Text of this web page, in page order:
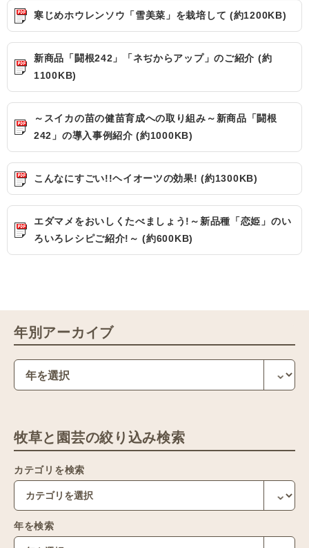
寒じめホウレンソウ「雪美菜」を栽培して (約1200KB)
新商品「闘根242」「ネぢからアップ」のご紹介 (約
1100KB)
～スイカの苗の健苗育成への取り組み～新商品「闘根
242」の導入事例紹介 (約1000KB)
こんなにすごい!!ヘイオーツの効果! (約1300KB)
エダマメをおいしくたべましょう!～新品種「恋姫」のい
ろいろレシピご紹介!～ (約600KB)
年別アーカイブ
牧草と園芸の絞り込み検索
カテゴリを検索
年を検索